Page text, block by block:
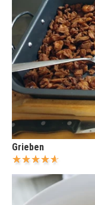
Grieben